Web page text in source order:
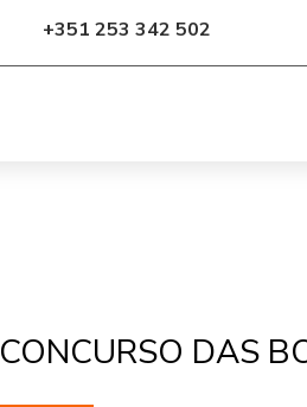
+351 253 342 502
CONCURSO DAS